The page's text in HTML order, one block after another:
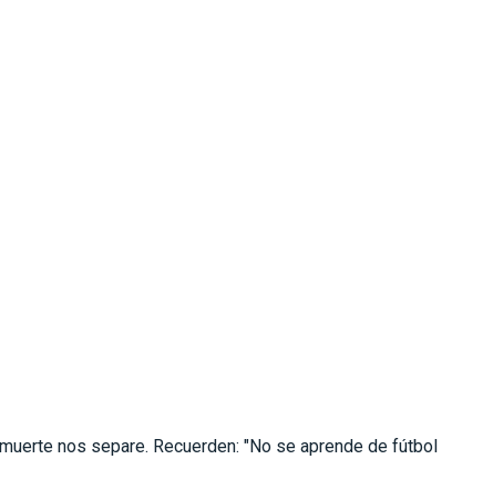
nos separe. Recuerden: "No se aprende de fútbol